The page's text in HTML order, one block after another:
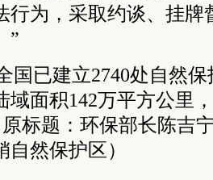
行为，采取约谈、挂牌
”
国已建立2740处自然
域面积142万平方公里
标题：环保部长陈吉
然保护区）